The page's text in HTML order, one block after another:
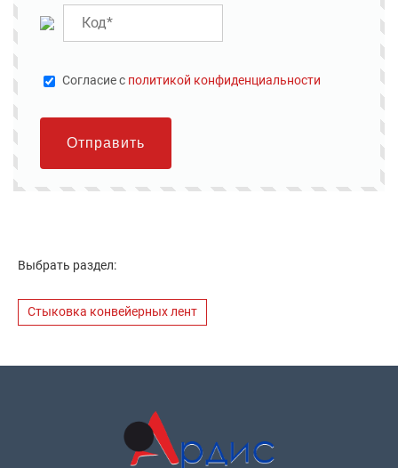
Cогласие с политикой конфиденциальности
Отправить
Выбрать раздел:
Стыковка конвейерных лент